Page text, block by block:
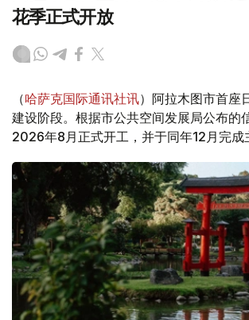
花季正式开放
（哈萨克国际通讯社讯）阿拉木图市首座
建设阶段。根据市公共空间发展局公布的
2026年8月正式开工，并于同年12月完成